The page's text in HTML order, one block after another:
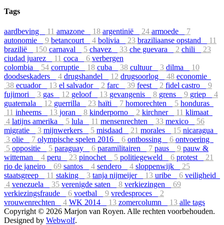
Tags
aardbeving 11 amazone 18 argentinië 24 armoede
7
autonomie
9 betancourt 4 bolivia 23 braziliaanse opstand
11
brazilië
150 carnaval 5 chavez 33 che guevara 2 chili
23
ciudad juarez
11 coca 6 verbergen
colombia
54 corruptie 18 cuba 38 cultuur 3 dilma
10
doodseskaders
4 drugshandel 12 drugsoorlog 48 economie
38 ecuador 13 el salvador 2 farc 39 feest 2 fidel castro
9
fujimori
3 gas 12 geloof 13 gevangenis 8 grens 9 griep
4
guatemala
12 guerrilla 23 haïti 7 homorechten 5 honduras
11 inheems 13 joran 8 kinderporno 2 kirchner 11 klimaat
4 latijns amerika 5 lula 11 mensenrechten 33 mexico
56
migratie
3 mijnwerkers 5 misdaad 21 morales 15 nicaragua
3 olie 7 olympische spelen 2016 6 ontbossing 6 ontvoering
5 oppositie 5 paraguay 6 paramilitairen 7 paus 9 pauw &
witteman
4 peru 23 pinochet 5 politiegeweld 6 protest
21
rio de janeiro
69 santos 4 sendero 4 sloppenwijk
25
staatsgreep
11 staking 3 tanja nijmeijer 13 uribe 6 veiligheid
4 venezuela 35 verenigde saten 8 verkiezingen
69
verkiezingsfraude
6 voetbal 9 vredesproces
2
vrouwenrechten
4 WK 2014 13 zomercolumn 13 alle tags
Copyright © 2026 Marjon van Royen. Alle rechten voorbehouden.
Designed by Webwolf.